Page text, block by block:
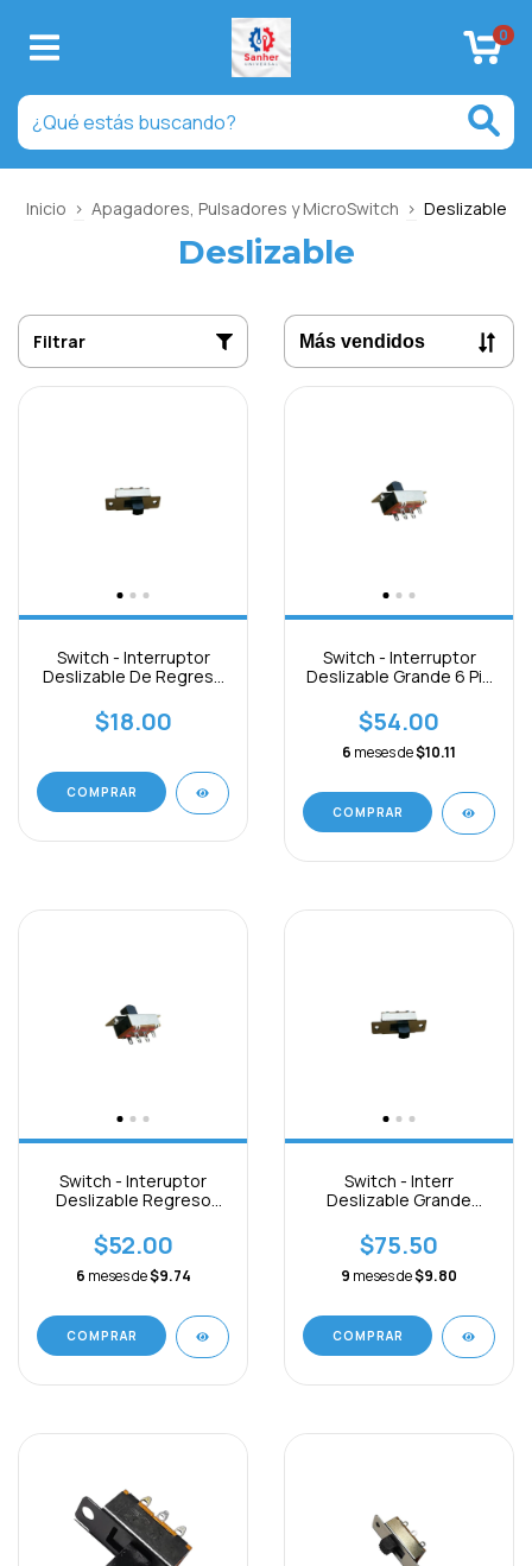
0
Inicio > Apagadores, Pulsadores y MicroSwitch > Deslizable
Deslizable
Filtrar
Switch - Interruptor
Deslizable De Regreso
$18.00
COMPRAR
Switch - Interruptor
Deslizable Grande 6 Pin
$54.00
6 meses de$10.11
COMPRAR
Switch - Interuptor
Deslizable Regreso
$52.00
6 meses de$9.74
COMPRAR
Switch - Interr
Deslizable Grande
3pcs
$75.50
9 meses de$9.80
COMPRAR